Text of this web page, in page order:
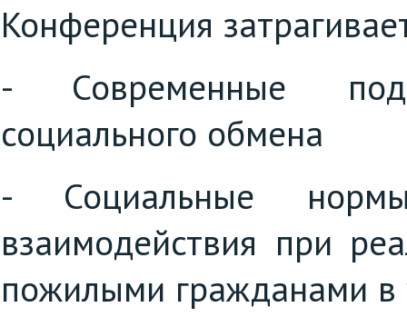
Конференция
- Современные
социального обмена
- Социальные
взаимодействия при
пожилыми гражданами в